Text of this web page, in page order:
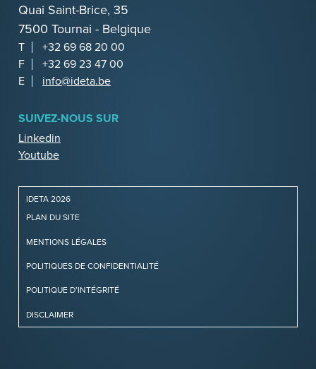
Quai Saint-Brice, 35
7500 Tournai - Belgique
T
+32 69 68 20 00
F
+32 69 23 47 00
E
info@ideta.be
SUIVEZ-NOUS SUR
Linkedin
Youtube
IDETA 2026
PLAN DU SITE
MENTIONS LÉGALES
POLITIQUES DE CONFIDENTIALITÉ
POLITIQUE D’INTÉGRITÉ
DISCLAIMER